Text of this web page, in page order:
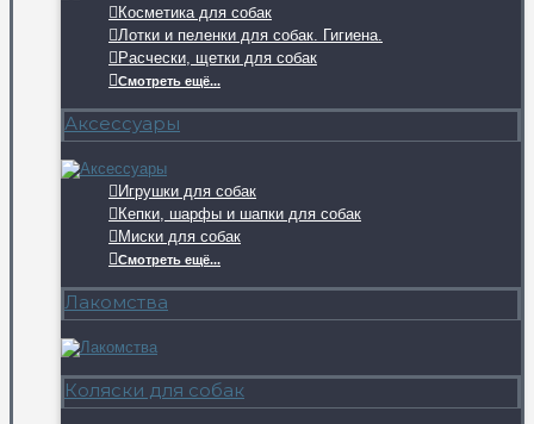
Косметика для собак
Лотки и пеленки для собак. Гигиена.
Расчески, щетки для собак
Смотреть ещё...
Аксессуары
Игрушки для собак
Кепки, шарфы и шапки для собак
Миски для собак
Смотреть ещё...
Лакомства
Коляски для собак